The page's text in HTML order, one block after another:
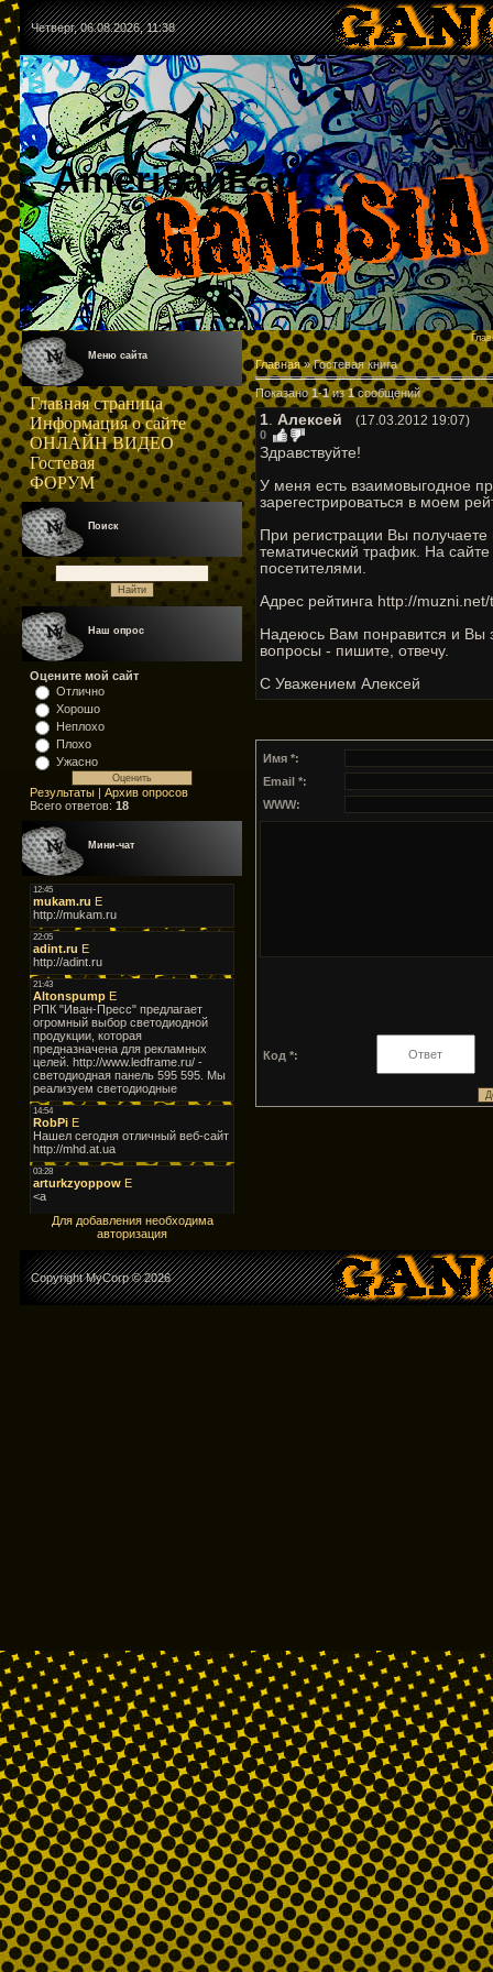
Четверг, 06.08.2026, 11:38
AmericanRap
Меню сайта
Главная страница
Информация о сайте
ОНЛАЙН ВИДЕО
Гостевая
ФОРУМ
Поиск
Наш опрос
Оцените мой сайт
Отлично
Хорошо
Неплохо
Плохо
Ужасно
Результаты | Архив опросов
Всего ответов: 18
Мини-чат
Для добавления необходима
авторизация
Главная»Гостевая книга
Показано1-1из1 сообщений
1 Алексей (17.03.2012 19:07)
0
Здравствуйте!
У меня есть взаимовыгодное
зарегестрироваться в моем
При регистрации Вы
тематический трафик. На
посетителями.
Адрес рейтинга http://
Надеюсь Вам понравится и Вы
вопросы - пишите, отвечу.
С Уважением Алексей
Имя *:
Email *:
WWW:
Код *:
Copyright MyCorp © 2026